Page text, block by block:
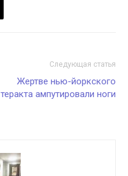
Следующая статья
Жертве нью-йоркского
теракта ампутировали ноги